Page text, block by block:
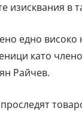
изисквания в
едно
като
Райчев.